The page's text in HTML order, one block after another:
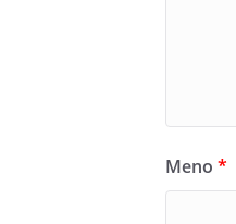
Meno *